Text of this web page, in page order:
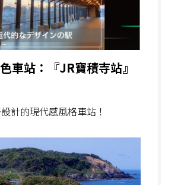
車站：『JR寶積寺站』
計的現代感風格車站！